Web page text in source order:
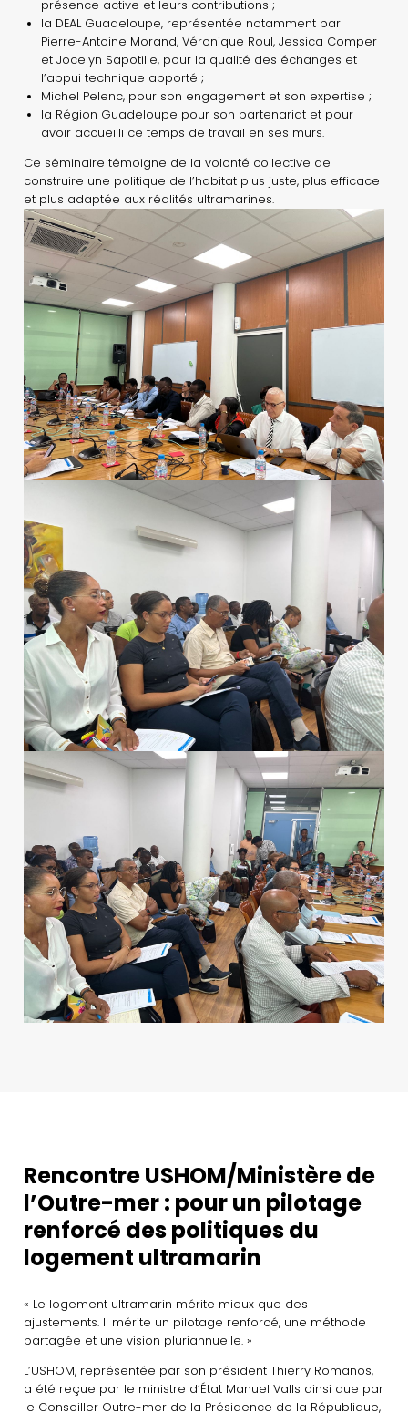
présence active et leurs contributions ;
la DEAL Guadeloupe, représentée notamment par
Pierre-Antoine Morand, Véronique Roul, Jessica Comper
et Jocelyn Sapotille, pour la qualité des échanges et
l’appui technique apporté ;
Michel Pelenc, pour son engagement et son expertise ;
la Région Guadeloupe pour son partenariat et pour
avoir accueilli ce temps de travail en ses murs.
Ce séminaire témoigne de la volonté collective de
construire une politique de l’habitat plus juste, plus efficace
et plus adaptée aux réalités ultramarines.
Rencontre USHOM/Ministère de
l’Outre-mer : pour un pilotage
renforcé des politiques du
logement ultramarin
« Le logement ultramarin mérite mieux que des
ajustements. Il mérite un pilotage renforcé, une méthode
partagée et une vision pluriannuelle. »
L’USHOM, représentée par son président Thierry Romanos,
a été reçue par le ministre d’État Manuel Valls ainsi que par
le Conseiller Outre-mer de la Présidence de la République,